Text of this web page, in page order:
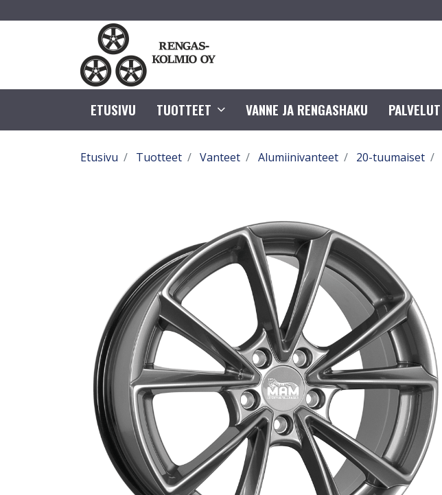
ETUSIVU TUOTTEET VANNE JA RENGASHAKU PALVELUT
Etusivu Tuotteet Vanteet Alumiinivanteet 20-tuumaiset